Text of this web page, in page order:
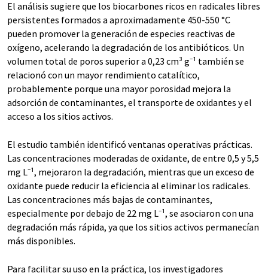
El análisis sugiere que los biocarbones ricos en radicales libres
persistentes formados a aproximadamente 450-550 °C
pueden promover la generación de especies reactivas de
oxígeno, acelerando la degradación de los antibióticos. Un
volumen total de poros superior a 0,23 cm³ g⁻¹ también se
relacionó con un mayor rendimiento catalítico,
probablemente porque una mayor porosidad mejora la
adsorción de contaminantes, el transporte de oxidantes y el
acceso a los sitios activos.
El estudio también identificó ventanas operativas prácticas.
Las concentraciones moderadas de oxidante, de entre 0,5 y 5,5
mg L⁻¹, mejoraron la degradación, mientras que un exceso de
oxidante puede reducir la eficiencia al eliminar los radicales.
Las concentraciones más bajas de contaminantes,
especialmente por debajo de 22 mg L⁻¹, se asociaron con una
degradación más rápida, ya que los sitios activos permanecían
más disponibles.
Para facilitar su uso en la práctica, los investigadores